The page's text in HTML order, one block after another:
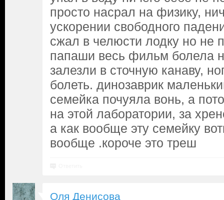
просто насрал на физику,
ускорении свободного
сжал в челюсти лодку но не
папаши весь фильм болела
залезли в сточную канаву,
болеть. динозаврик
семейка почуяла вонь, а
на этой лаборатории, за
а как вообще эту семейку
вообще .короче это треш
Оля Денисова